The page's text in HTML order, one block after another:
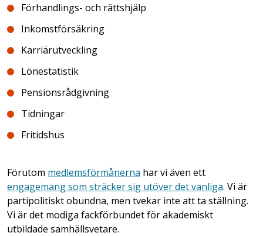
Förhandlings- och rättshjälp
Inkomstförsäkring
Karriärutveckling
Lönestatistik
Pensionsrådgivning
Tidningar
Fritidshus
Förutom medlemsförmånerna har vi även ett
engagemang som sträcker sig utöver det vanliga. Vi är
partipolitiskt obundna, men tvekar inte att ta ställning.
Vi är det modiga fackförbundet för akademiskt
utbildade samhällsvetare.